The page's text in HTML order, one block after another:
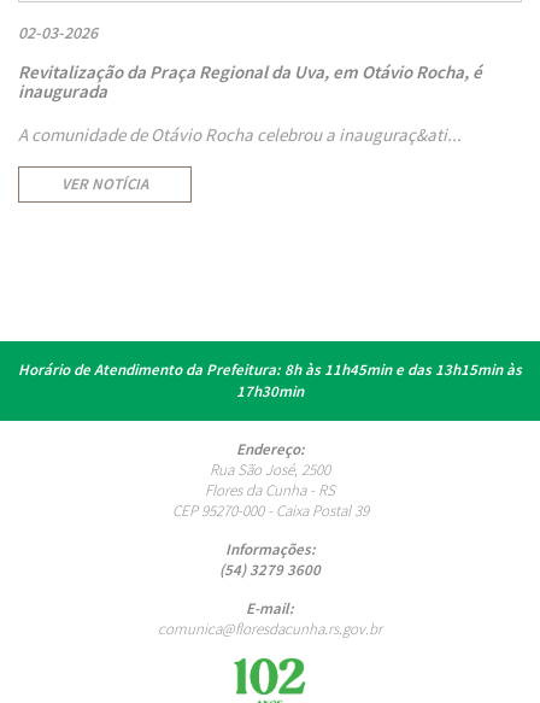
02-03-2026
Revitalização da Praça Regional da Uva, em Otávio Rocha, é
inaugurada
A comunidade de Otávio Rocha celebrou a inauguraç&ati...
VER NOTÍCIA
Horário de Atendimento da Prefeitura: 8h às 11h45min e das 13h15min às
17h30min
Endereço:
Rua São José, 2500
Flores da Cunha - RS
CEP 95270-000 - Caixa Postal 39
Informações:
(54) 3279 3600
E-mail:
comunica@floresdacunha.rs.gov.br